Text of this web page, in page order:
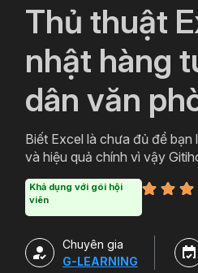
Thủ thuật
nhật hàng
dân văn
Biết Excel là chưa đủ để bạn
và hiệu quả chính vì vậy
văn phòng sẽ tự tin thao tác
trong Excel và ứng dụng để
Khả dụng với gói hội
viên
Chuyên gia
G-LEARNING